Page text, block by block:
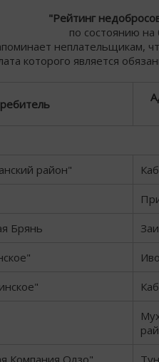
"Рейтинг
по состоянию на
неплательщикам,
которого является
район"
Брянь
Компания Олзо"